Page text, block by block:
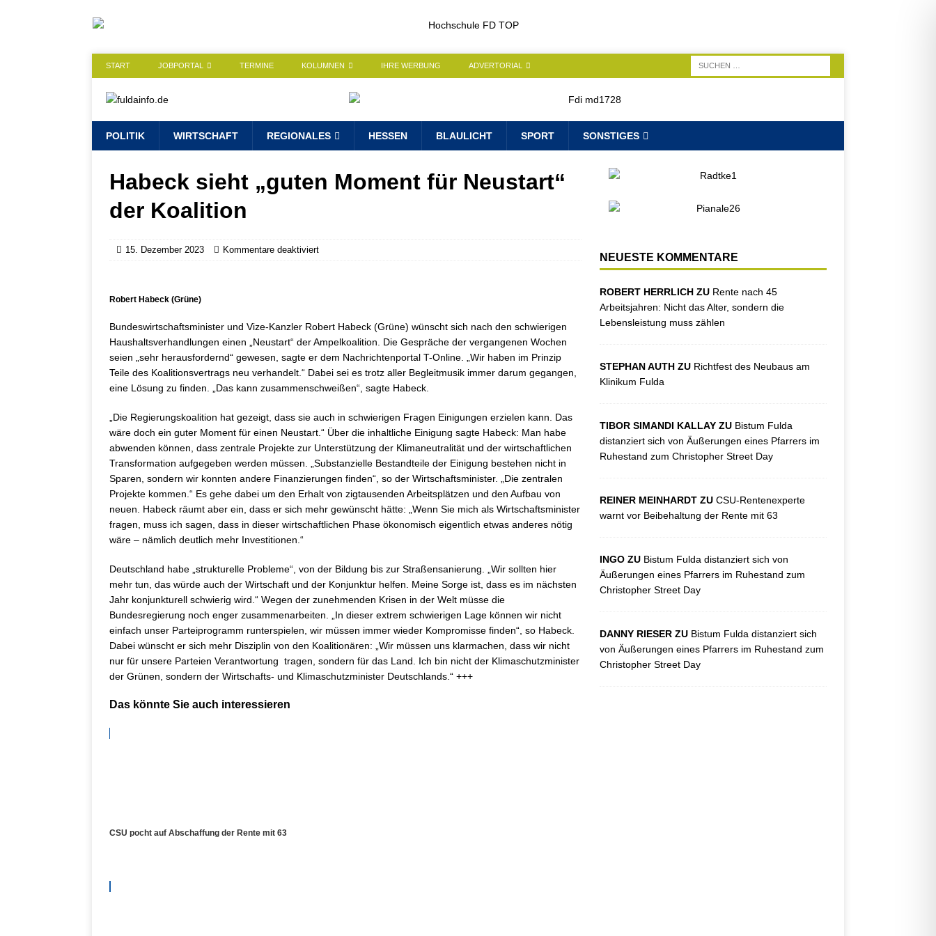
START JOBPORTAL TERMINE KOLUMNEN IHRE WERBUNG ADVERTORIAL
POLITIK WIRTSCHAFT REGIONALES HESSEN BLAULICHT SPORT SONSTIGES
Habeck sieht „guten Moment für Neustart“
der Koalition
15. Dezember 2023 Kommentare deaktiviert
Robert Habeck (Grüne)
Bundeswirtschaftsminister und Vize-Kanzler Robert Habeck (Grüne) wünscht sich nach den schwierigen
Haushaltsverhandlungen einen „Neustart“ der Ampelkoalition. Die Gespräche der vergangenen Wochen
seien „sehr herausfordernd“ gewesen, sagte er dem Nachrichtenportal T-Online. „Wir haben im Prinzip
Teile des Koalitionsvertrags neu verhandelt.“ Dabei sei es trotz aller Begleitmusik immer darum gegangen,
eine Lösung zu finden. „Das kann zusammenschweißen“, sagte Habeck.
„Die Regierungskoalition hat gezeigt, dass sie auch in schwierigen Fragen Einigungen erzielen kann. Das
wäre doch ein guter Moment für einen Neustart.“ Über die inhaltliche Einigung sagte Habeck: Man habe
abwenden können, dass zentrale Projekte zur Unterstützung der Klimaneutralität und der wirtschaftlichen
Transformation aufgegeben werden müssen. „Substanzielle Bestandteile der Einigung bestehen nicht in
Sparen, sondern wir konnten andere Finanzierungen finden“, so der Wirtschaftsminister. „Die zentralen
Projekte kommen.“ Es gehe dabei um den Erhalt von zigtausenden Arbeitsplätzen und den Aufbau von
neuen. Habeck räumt aber ein, dass er sich mehr gewünscht hätte: „Wenn Sie mich als Wirtschaftsminister
fragen, muss ich sagen, dass in dieser wirtschaftlichen Phase ökonomisch eigentlich etwas anderes nötig
wäre – nämlich deutlich mehr Investitionen.“
Deutschland habe „strukturelle Probleme“, von der Bildung bis zur Straßensanierung. „Wir sollten hier
mehr tun, das würde auch der Wirtschaft und der Konjunktur helfen. Meine Sorge ist, dass es im nächsten
Jahr konjunkturell schwierig wird.“ Wegen der zunehmenden Krisen in der Welt müsse die
Bundesregierung noch enger zusammenarbeiten. „In dieser extrem schwierigen Lage können wir nicht
einfach unser Parteiprogramm runterspielen, wir müssen immer wieder Kompromisse finden“, so Habeck.
Dabei wünscht er sich mehr Disziplin von den Koalitionären: „Wir müssen uns klarmachen, dass wir nicht
nur für unsere Parteien Verantwortung tragen, sondern für das Land. Ich bin nicht der Klimaschutzminister
der Grünen, sondern der Wirtschafts- und Klimaschutzminister Deutschlands.“ +++
Das könnte Sie auch interessieren
CSU pocht auf Abschaffung der Rente mit 63
NEUESTE KOMMENTARE
ROBERT HERRLICH ZU Rente nach 45
Arbeitsjahren: Nicht das Alter, sondern die
Lebensleistung muss zählen
STEPHAN AUTH ZU Richtfest des Neubaus am
Klinikum Fulda
TIBOR SIMANDI KALLAY ZU Bistum Fulda
distanziert sich von Äußerungen eines Pfarrers im
Ruhestand zum Christopher Street Day
REINER MEINHARDT ZU CSU-Rentenexperte
warnt vor Beibehaltung der Rente mit 63
INGO ZU Bistum Fulda distanziert sich von
Äußerungen eines Pfarrers im Ruhestand zum
Christopher Street Day
DANNY RIESER ZU Bistum Fulda distanziert sich
von Äußerungen eines Pfarrers im Ruhestand zum
Christopher Street Day